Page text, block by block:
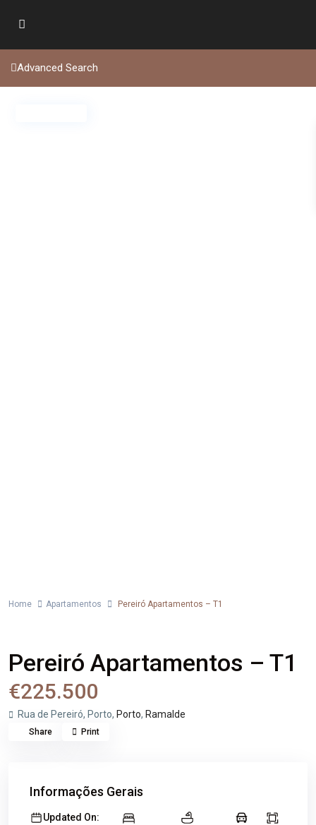
Advanced Search
Home Apartamentos Pereiró Apartamentos – T1
Pereiró Apartamentos – T1
€225.500
Rua de Pereiró, Porto, Porto, Ramalde
Share Print
Informações Gerais
Updated On: